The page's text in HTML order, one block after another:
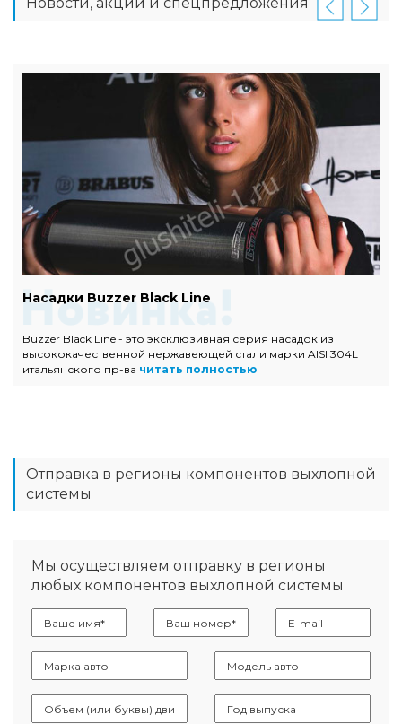
Насадки Buzzer Black Line
Buzzer Black Line - это эксклюзивная серия насадок из
высококачественной нержавеющей стали марки AISI 304L
итальянского пр-ва читать полностью
Отправка в регионы компонентов выхлопной
системы
Мы осуществляем отправку в регионы
любых компонентов выхлопной системы